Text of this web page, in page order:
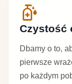
sanitizer
Czystość
Dbamy o to,
pierwsze
po każdym